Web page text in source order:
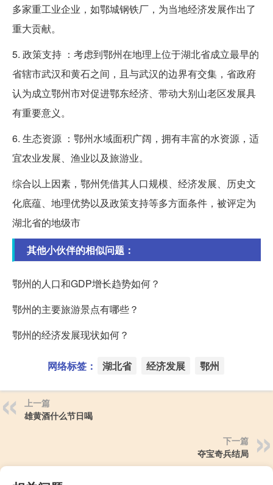
多家重工业企业，如鄂城钢铁厂，为当地经济发展作出了
重大贡献。
5. 政策支持 ：考虑到鄂州在地理上位于湖北省成立最早的
省辖市武汉和黄石之间，且与武汉的边界有交集，省政府
认为成立鄂州市对促进鄂东经济、带动大别山老区发展具
有重要意义。
6. 生态资源 ：鄂州水域面积广阔，拥有丰富的水资源，适
宜农业发展、渔业以及旅游业。
综合以上因素，鄂州凭借其人口规模、经济发展、历史文
化底蕴、地理优势以及政策支持等多方面条件，被评定为
湖北省的地级市
其他小伙伴的相似问题：
鄂州的人口和GDP增长趋势如何？
鄂州的主要旅游景点有哪些？
鄂州的经济发展现状如何？
网络标签： 湖北省 经济发展 鄂州
上一篇
雄黄酒什么节日喝
下一篇
夺宝奇兵结局